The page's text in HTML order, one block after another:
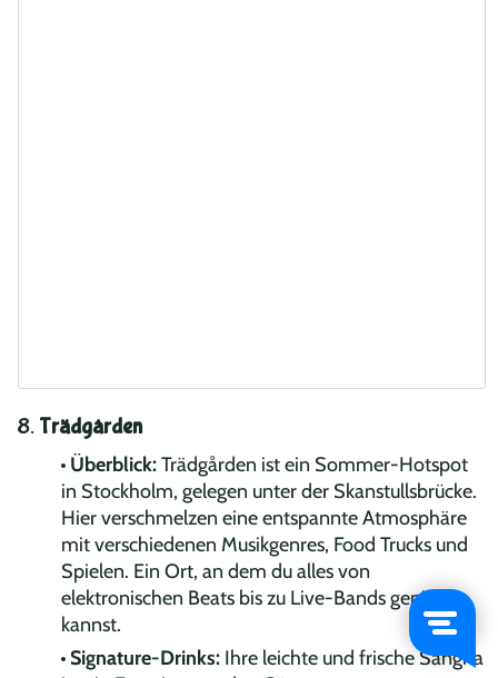
8. Trädgården
Überblick:Trädgården ist ein Sommer-Hotspot
in Stockholm, gelegen unter der Skanstullsbrücke.
Hier verschmelzen eine entspannte Atmosphäre
mit verschiedenen Musikgenres, Food Trucks und
Spielen. Ein Ort, an dem du alles von
elektronischen Beats bis zu Live-Bands genießen
kannst.
Signature-Drinks: Ihre leichte und frische Sangria